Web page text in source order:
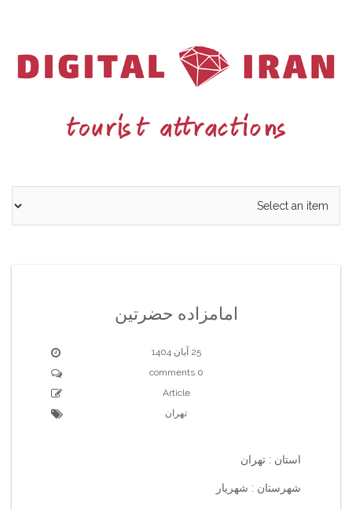
امامزاده حضرتین
25 آبان 1404
0 comments
Article
تهران
استان : تهران
شهرستان : شهریار